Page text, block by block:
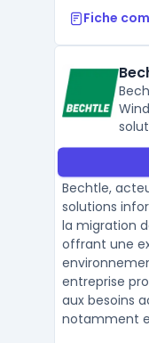
Fiche
Bechtle,
solutions
la migration
offrant une
entreprise
aux besoins
notamment